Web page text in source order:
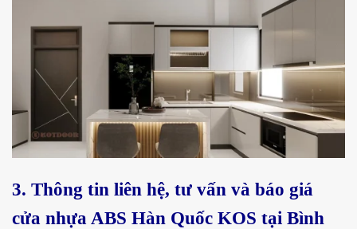
3. Thông tin liên hệ, tư vấn và báo giá
cửa nhựa ABS Hàn Quốc KOS tại Bình